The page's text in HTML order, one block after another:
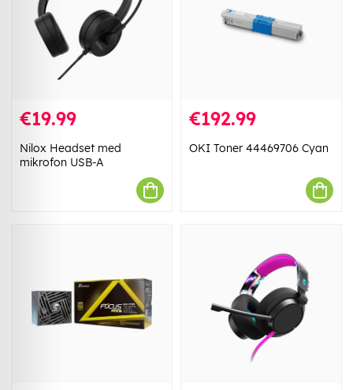
€19.99
Nilox Headset med
mikrofon USB-A
€192.99
OKI Toner 44469706 Cyan